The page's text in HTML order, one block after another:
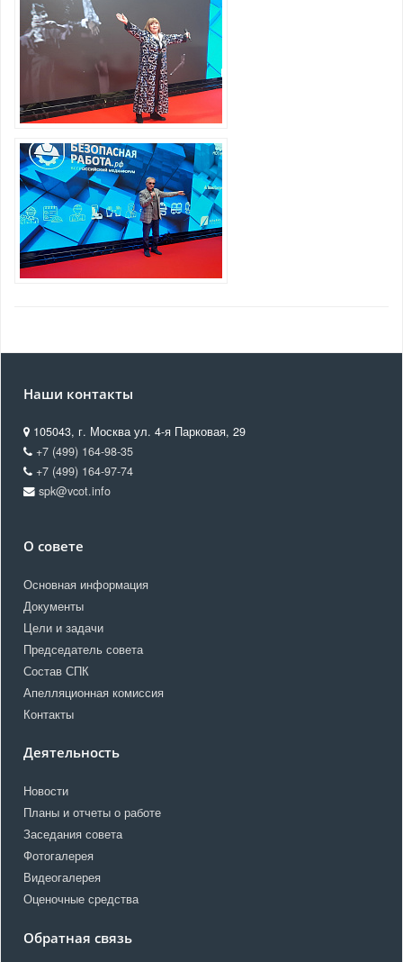
Наши контакты
105043, г. Москва ул. 4-я Парковая, 29
+7 (499) 164-98-35
+7 (499) 164-97-74
spk@vcot.info
О совете
Основная информация
Документы
Цели и задачи
Председатель совета
Состав СПК
Апелляционная комиссия
Контакты
Деятельность
Новости
Планы и отчеты о работе
Заседания совета
Фотогалерея
Видеогалерея
Оценочные средства
Обратная связь